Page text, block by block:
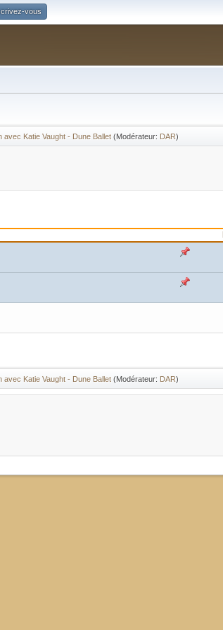
vous
avec Katie Vaught - Dune Ballet (Modérateur: DAR)
avec Katie Vaught - Dune Ballet (Modérateur: DAR)